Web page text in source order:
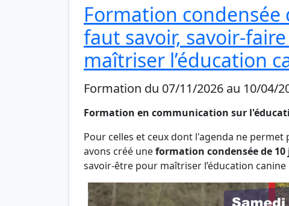
Formation condensée
faut savoir, savoir-
maîtriser l’éducation
Formation du 07/11/2026 au 10/04/
Formation en communication sur
Pour celles et ceux dont l'agenda ne
avons créé uneformation condensée de 10
savoir-être pour maîtriser l’éducation canine